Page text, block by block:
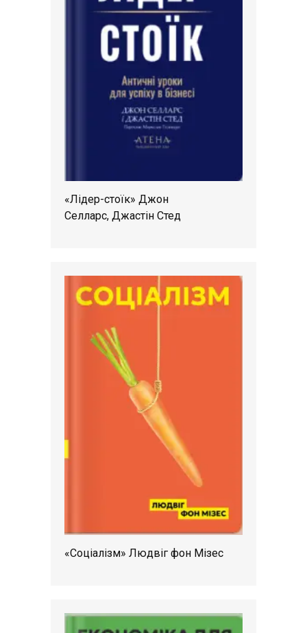
«Лідер-стоїк» Джон
Селларс, Джастін Стед
«Соціалізм» Людвіг фон Мізес